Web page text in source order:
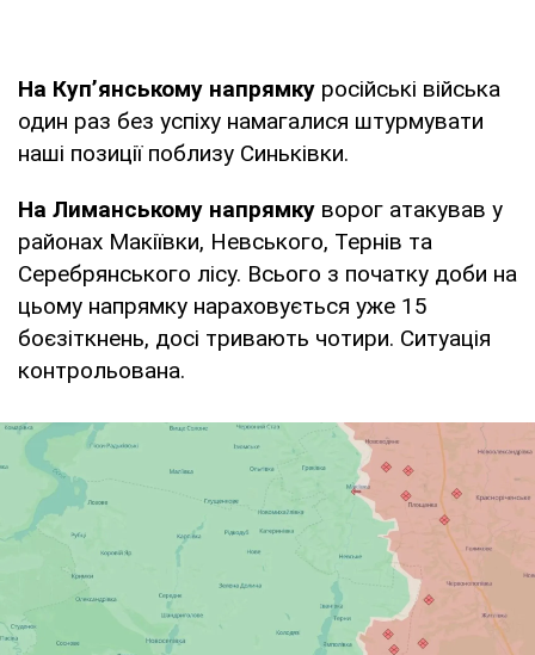
На Куп’янському напрямку російські війська
один раз без успіху намагалися штурмувати
наші позиції поблизу Синьківки.
На Лиманському напрямку ворог атакував у
районах Макіївки, Невського, Тернів та
Серебрянського лісу. Всього з початку доби на
цьому напрямку нараховується уже 15
боєзіткнень, досі тривають чотири. Ситуація
контрольована.